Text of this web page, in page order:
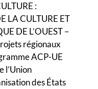
:
LA CULTURE ET
DE L’OUEST –
régionaux
ACP-UE
l’Union
des États